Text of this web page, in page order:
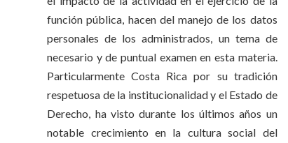
función pública, hacen del manejo de los datos
personales de los administrados, un tema de
necesario y de puntual examen en esta materia.
Particularmente Costa Rica por su tradición
respetuosa de la institucionalidad y el Estado de
Derecho, ha visto durante los últimos años un
notable crecimiento en la cultura social del